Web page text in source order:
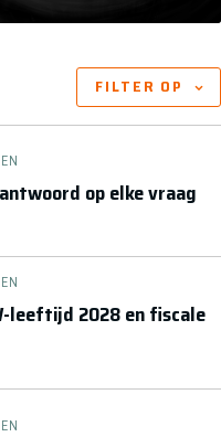
FILTER OP
op elke vraag
leeftijd 2028 en fiscale